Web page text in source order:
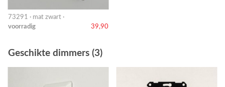
73291 · mat zwart ·
voorradig
39,90
Geschikte dimmers (3)